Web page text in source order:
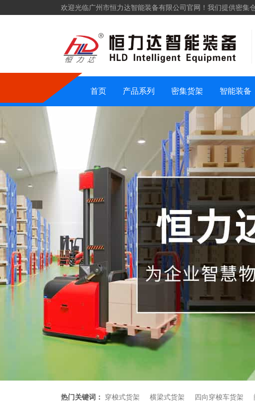
欢迎光临广州市恒力达智能装备有限公司官网！我们提供密集
首页 产品系列
密集货架
仓储设备 密集货架 智能装备
热门关键词： 穿梭式货架 横梁式货架 四向穿梭车货架